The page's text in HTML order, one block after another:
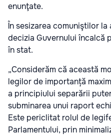
enunţate.
În sesizarea comuniştilor
decizia Guvernului încalcă
în stat.
„Considerăm că această
legilor de importanță
a principiului separării
subminarea unui raport
Este periclitat rolul de
Parlamentului, prin